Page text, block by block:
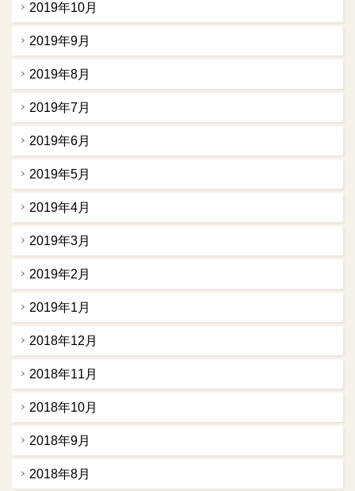
2019年10月
2019年9月
2019年8月
2019年7月
2019年6月
2019年5月
2019年4月
2019年3月
2019年2月
2019年1月
2018年12月
2018年11月
2018年10月
2018年9月
2018年8月